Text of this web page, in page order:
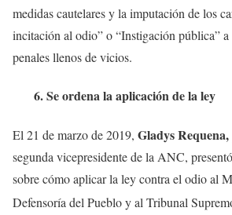
medidas cautelares y la imputación de los
incitación al odio” o “Instigación pública” a
penales llenos de vicios.
6. Se ordena la aplicación de la ley
El 21 de marzo de 2019, Gladys Requena,
segunda vicepresidente de la ANC,
sobre cómo aplicar la ley contra el odio al
Defensoría del Pueblo y al Tribunal